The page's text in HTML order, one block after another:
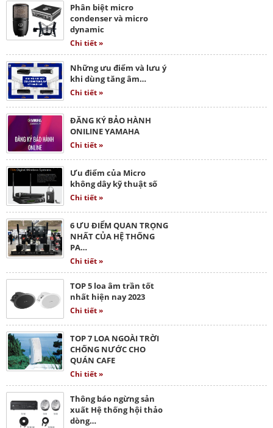
Phân biệt micro
condenser và micro
dynamic
Chi tiết »
Những ưu điểm và lưu ý
khi dùng tăng âm…
Chi tiết »
ĐĂNG KÝ BẢO HÀNH
ONILINE YAMAHA
Chi tiết »
Ưu điểm của Micro
không dây kỹ thuật số
Chi tiết »
6 ƯU ĐIỂM QUAN TRỌNG
NHẤT CỦA HỆ THỐNG
PA…
Chi tiết »
TOP 5 loa âm trần tốt
nhất hiện nay 2023
Chi tiết »
TOP 7 LOA NGOÀI TRỜI
CHỐNG NƯỚC CHO
QUÁN CAFE
Chi tiết »
Thông báo ngừng sản
xuất Hệ thống hội thảo
dòng…